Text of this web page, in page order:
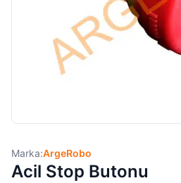
Marka:ArgeRobo
Acil Stop Butonu